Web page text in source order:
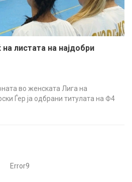
листата на најдобри
во женската Лига на
Ѓер ја одбрани титулата на Ф4
Error9